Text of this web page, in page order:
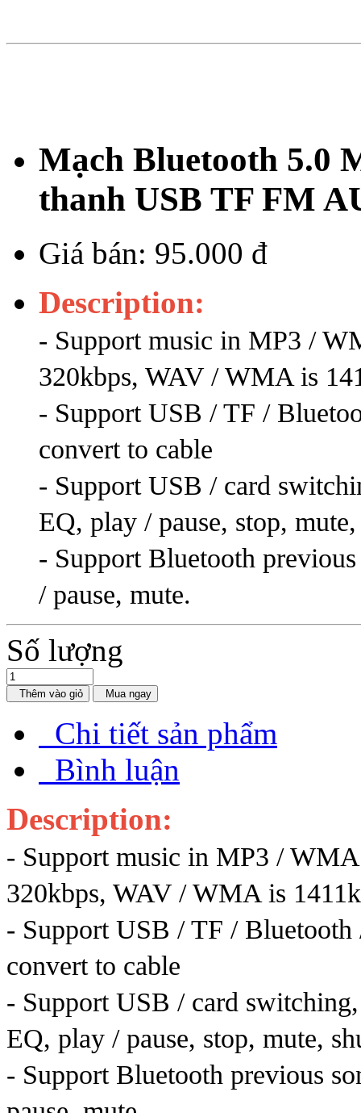
Mạch Bluetooth 5.0
thanh USB TF FM
Giá bán: 95.000 đ
Description:
- Support music in MP3 /
320kbps, WAV / WMA is
- Support USB / TF /
convert to cable
- Support USB / card
EQ, play / pause, stop,
- Support Bluetooth
/ pause, mute.
Số lượng
Thêm vào giỏ Mua ngay
Chi tiết sản phẩm
Bình luận
Description:
- Support music in MP3 /
320kbps, WAV / WMA is
- Support USB / TF /
convert to cable
- Support USB / card
EQ, play / pause, stop, mute,
- Support Bluetooth previous